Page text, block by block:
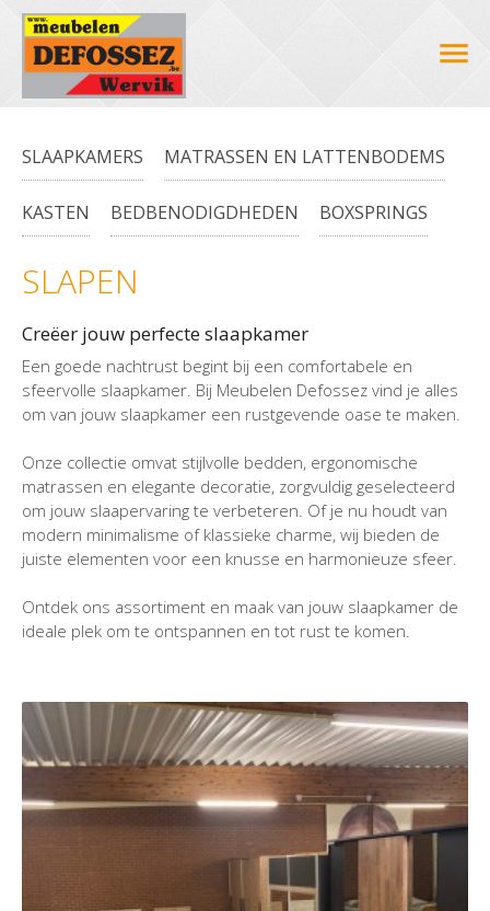
SLAAPKAMERS MATRASSEN EN LATTENBODEMS
KASTEN BEDBENODIGDHEDEN BOXSPRINGS
SLAPEN
Creëer jouw perfecte slaapkamer
Een goede nachtrust begint bij een comfortabele en
sfeervolle slaapkamer. Bij Meubelen Defossez vind je alles
om van jouw slaapkamer een rustgevende oase te maken.
Onze collectie omvat stijlvolle bedden, ergonomische
matrassen en elegante decoratie, zorgvuldig geselecteerd
om jouw slaapervaring te verbeteren. Of je nu houdt van
modern minimalisme of klassieke charme, wij bieden de
juiste elementen voor een knusse en harmonieuze sfeer.
Ontdek ons assortiment en maak van jouw slaapkamer de
ideale plek om te ontspannen en tot rust te komen.